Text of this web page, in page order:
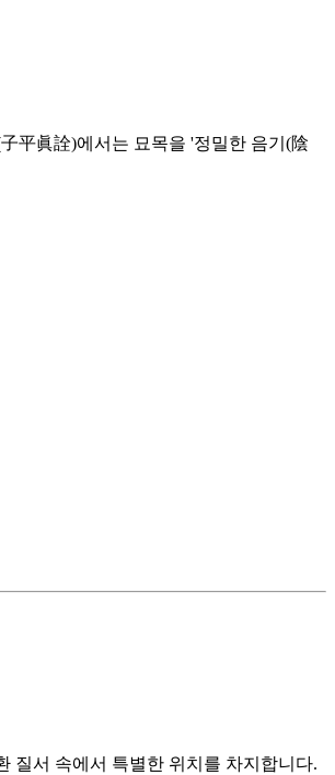
平眞詮)에서는 묘목을 '정밀한 음기(陰
질서 속에서 특별한 위치를 차지합니다.